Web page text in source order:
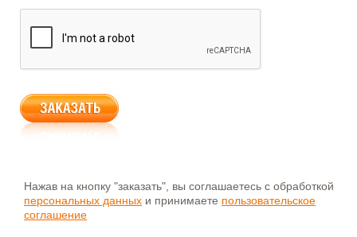
Нажав на кнопку "заказать", вы соглашаетесь с обработкой
персональных данных и принимаете пользовательское
соглашение